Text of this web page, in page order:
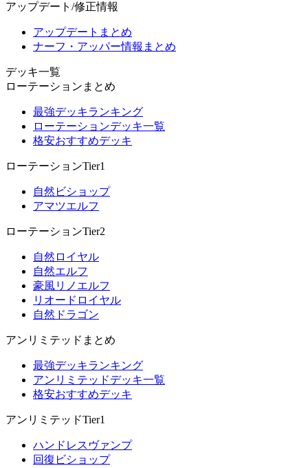
アップデート/修正情報
アップデートまとめ
ナーフ・アッパー情報まとめ
デッキ一覧
ローテーションまとめ
最強デッキランキング
ローテーションデッキ一覧
格安おすすめデッキ
ローテーションTier1
自然ビショップ
アマツエルフ
ローテーションTier2
自然ロイヤル
自然エルフ
豪風リノエルフ
リオードロイヤル
自然ドラゴン
アンリミテッドまとめ
最強デッキランキング
アンリミテッドデッキ一覧
格安おすすめデッキ
アンリミテッドTier1
ハンドレスヴァンプ
回復ビショップ